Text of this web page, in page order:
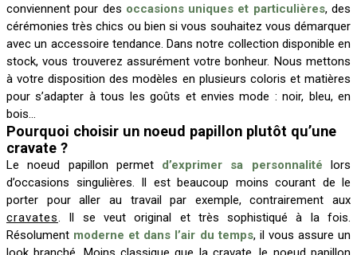
conviennent pour des occasions uniques et particulières, des
cérémonies très chics ou bien si vous souhaitez vous démarquer
avec un accessoire tendance. Dans notre collection disponible en
stock, vous trouverez assurément votre bonheur. Nous mettons
à votre disposition des modèles en plusieurs coloris et matières
pour s’adapter à tous les goûts et envies mode : noir, bleu, en
bois…
Pourquoi choisir un noeud papillon plutôt qu’une
cravate ?
Le noeud papillon permet d’exprimer sa personnalité lors
d’occasions singulières. Il est beaucoup moins courant de le
porter pour aller au travail par exemple, contrairement aux
cravates. Il se veut original et très sophistiqué à la fois.
Résolument moderne et dans l’air du temps, il vous assure un